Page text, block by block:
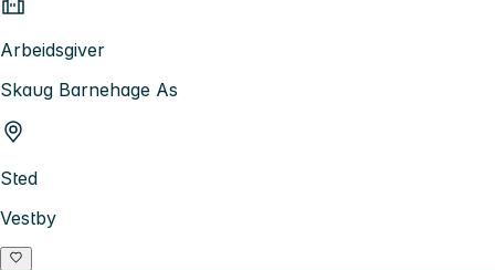
Arbeidsgiver
Skaug Barnehage As
Sted
Vestby